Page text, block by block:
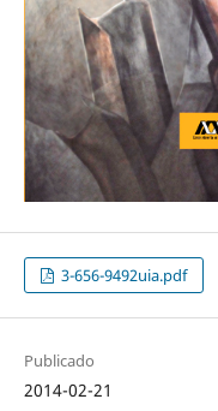
3-656-9492uia.pdf
Publicado
2014-02-21